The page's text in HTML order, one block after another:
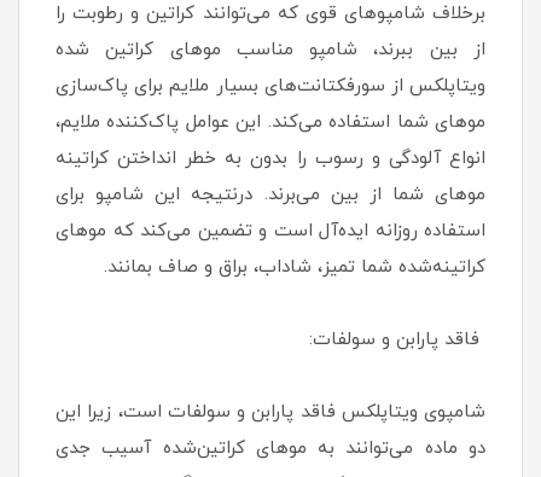
برخلاف شامپوهای قوی که می‌توانند کراتین و رطوبت را
از بین ببرند، شامپو مناسب موهای کراتین شده
ویتاپلکس از سورفکتانت‌های بسیار ملایم برای پاک‌سازی
موهای شما استفاده می‌کند. این عوامل پاک‌کننده ملایم،
انواع آلودگی و رسوب را بدون به خطر انداختن کراتینه
موهای شما از بین می‌برند. درنتیجه این شامپو برای
استفاده روزانه ایده‌آل است و تضمین می‌کند که موهای
کراتینه‌شده شما تمیز، شاداب، براق و صاف بمانند.
فاقد پارابن و سولفات:
شامپوی ویتاپلکس فاقد پارابن و سولفات است، زیرا این
دو ماده می‌توانند به موهای کراتین‌شده آسیب جدی